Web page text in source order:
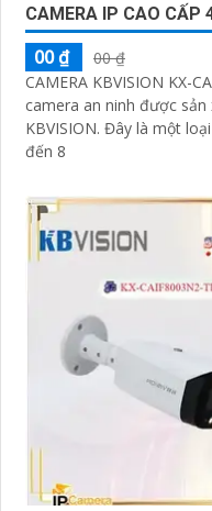
CAMERA IP CAO CẤP
00 ₫
00 ₫
CAMERA KBVISION KX-
camera an ninh được
KBVISION. Đây là một loại camera IP có độ phân giải cao lên
đến 8